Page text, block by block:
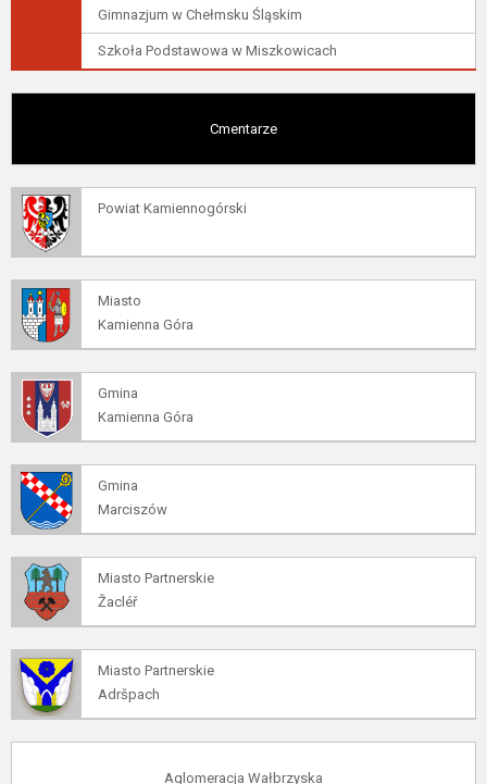
Gimnazjum w Chełmsku Śląskim
Szkoła Podstawowa w Miszkowicach
Cmentarze
Powiat Kamiennogórski
Miasto
Kamienna Góra
Gmina
Kamienna Góra
Gmina
Marciszów
Miasto Partnerskie
Žacléř
Miasto Partnerskie
Adršpach
Aglomeracja Wałbrzyska